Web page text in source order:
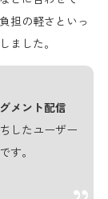
担の軽さといっ
ました。
メント配信
したユーザー
です。